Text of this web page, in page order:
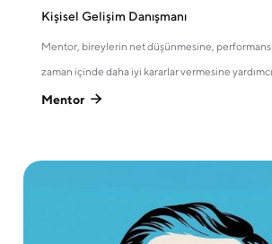
Kişisel Gelişim Danışmanı
Mentor, bireylerin net düşünmesine,
zaman içinde daha iyi kararlar vermesine
Mentor 